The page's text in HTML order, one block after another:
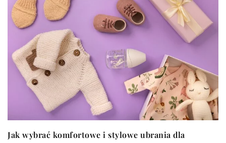
Jak wybrać komfortowe i stylowe ubrania dla